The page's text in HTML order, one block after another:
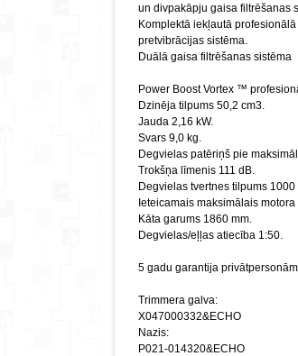
un divpakāpju gaisa filtrēšanas
Komplektā iekļautā
pretvibrācijas sistēma.
Duālā gaisa filtrēšanas sistēma
Power Boost Vortex ™
Dzinēja tilpums 50,2 cm3.
Jauda 2,16 kW.
Svars 9,0 kg.
Degvielas patēriņš pie
Trokšņa līmenis 111 dB.
Degvielas tvertnes tilpums 1000
Ieteicamais maksimālais
Kāta garums 1860 mm.
Degvielas/eļļas atiecība 1:50.
5 gadu garantija
Trimmera galva:
X047000332&ECHO
Nazis:
P021-014320&ECHO